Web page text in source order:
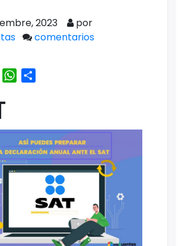
2023
por
comentarios
TwitterWhatsApp